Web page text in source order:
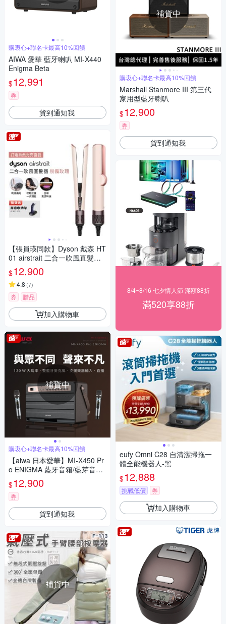
購衷心+聯名卡最高10%回饋
AIWA 愛華 藍牙喇叭 MI-X440
Enigma Beta
$12,991
券
貨到通知我
【張員瑛同款】Dyson 戴森 HT
01 airstrait 二合一吹風直髮器
粉霧玫瑰 贈原廠架
$12,900
4.8 (7)
券 贈品
加入購物車
補貨中
購衷心+聯名卡最高10%回饋
【aiwa 日本愛華】MI-X450 Pr
o ENIGMA 藍牙音箱/藍芽音響
(無線麥克風*2+喇叭組)
$12,900
券
貨到通知我
補貨中
補貨中
購衷心+聯名卡最高10%回饋
Marshall Stanmore III 第三代
家用型藍牙喇叭
$12,900
券
貨到通知我
8/4~8/16 七夕情人節 滿額88折
滿520享88折
eufy Omni C28 自清潔掃拖一
體全能機器人-黑
$12,888
挑戰低價 券
加入購物車